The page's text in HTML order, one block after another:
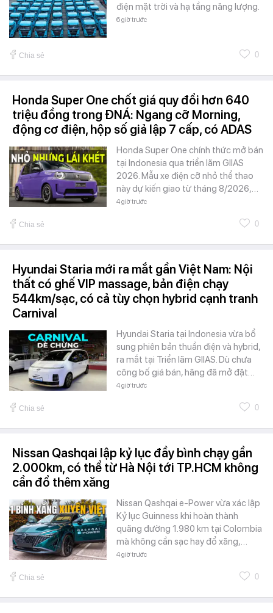
điện mặt trời và hạ tầng năng lượng.
6 giờ trước
Chia sẻ 0
Honda Super One chốt giá quy đổi hơn 640
triệu đồng trong ĐNÁ: Ngang cỡ Morning,
động cơ điện, hộp số giả lập 7 cấp, có ADAS
Honda Super One chính thức mở bán
tại Indonesia qua triển lãm GIIAS
2026. Mẫu xe điện cỡ nhỏ thể thao
này dự kiến giao từ tháng 8/2026,…
4 giờ trước
Chia sẻ 0
Hyundai Staria mới ra mắt gần Việt Nam: Nội
thất có ghế VIP massage, bản điện chạy
544km/sạc, có cả tùy chọn hybrid cạnh tranh
Carnival
Hyundai Staria tại Indonesia vừa bổ
sung phiên bản thuần điện và hybrid,
ra mắt tại Triển lãm GIIAS. Dù chưa
công bố giá bán, hãng đã mở đặt…
4 giờ trước
Chia sẻ 0
Nissan Qashqai lập kỷ lục đầy bình chạy gần
2.000km, có thể từ Hà Nội tới TP.HCM không
cần đổ thêm xăng
Nissan Qashqai e-Power vừa xác lập
Kỷ lục Guinness khi hoàn thành
quãng đường 1.980 km tại Colombia
mà không cần sạc hay đổ xăng,…
4 giờ trước
Chia sẻ 0